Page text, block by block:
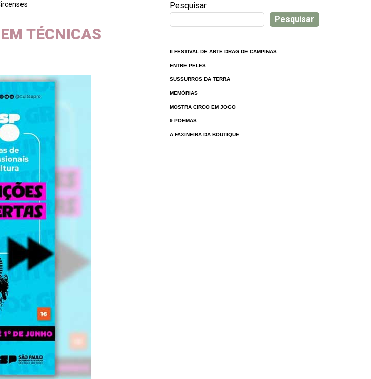
TÉCNICAS
Pesquisar
Pesquisar
II FESTIVAL DE ARTE DRAG DE CAMPINAS
ENTRE PELES
SUSSURROS DA TERRA
MEMÓRIAS
MOSTRA CIRCO EM JOGO
9 POEMAS
A FAXINEIRA DA BOUTIQUE